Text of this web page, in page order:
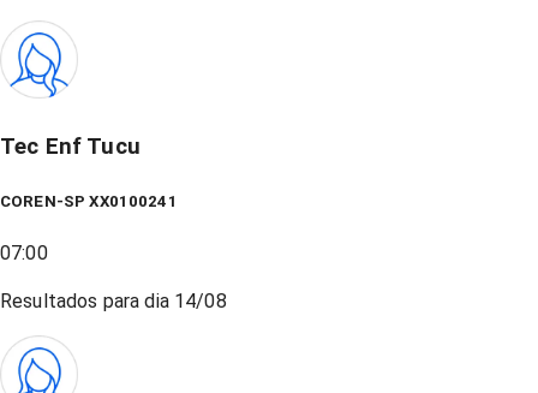
Tec Enf Tucu
COREN-SP XX0100241
07:00
Resultados para dia 14/08